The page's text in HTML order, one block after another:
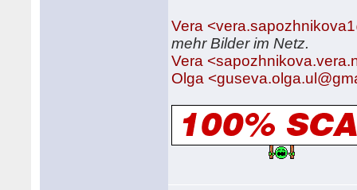
Vera
mehr Bilder im Netz.
Vera
Olga